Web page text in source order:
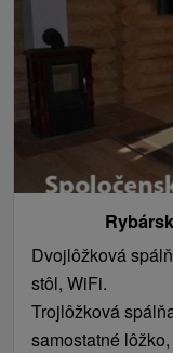
Dvojlôžková
stôl, WiFi.
Trojlôžková
samostatné